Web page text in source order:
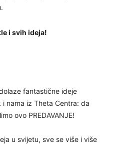
i svih ideja!
fantastične ideje
nama iz Theta Centra: da
ovo PREDAVANJE!
u svijetu, sve se više i više